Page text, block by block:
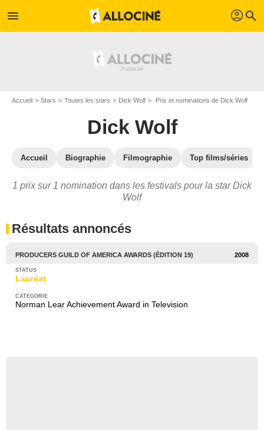
menu profil search
Accueil Stars Toutes les stars Dick Wolf Prix et nominations de Dick Wolf
Dick Wolf
Accueil Biographie Filmographie Top films/séries
1 prix sur 1 nomination dans les festivals pour la star Dick
Wolf
Résultats annoncés
PRODUCERS GUILD OF AMERICA AWARDS (ÉDITION 19) 2008
Lauréat
Norman Lear Achievement Award in Television